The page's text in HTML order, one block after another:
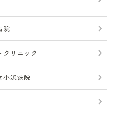
院
クリニック
小浜病院